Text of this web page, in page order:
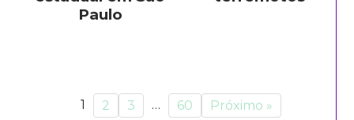
Paulo
1 2 3 … 60 Próximo »